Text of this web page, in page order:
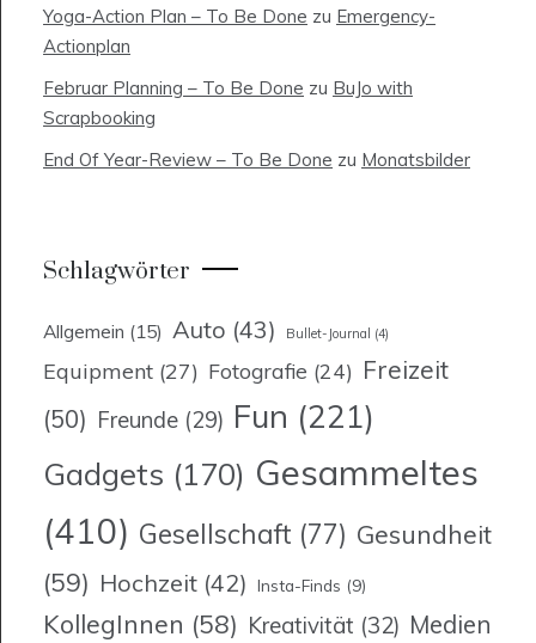
Yoga-Action Plan – To Be Done zu Emergency-
Actionplan
Februar Planning – To Be Done zu BuJo with
Scrapbooking
End Of Year-Review – To Be Done zu Monatsbilder
Schlagwörter
Allgemein (15) Auto (43) Bullet-Journal (4)
Equipment (27) Fotografie (24) Freizeit
(50) Freunde (29) Fun (221)
Gadgets (170) Gesammeltes
(410) Gesellschaft (77) Gesundheit
(59) Hochzeit (42) Insta-Finds (9)
KollegInnen (58) Kreativität (32) Medien